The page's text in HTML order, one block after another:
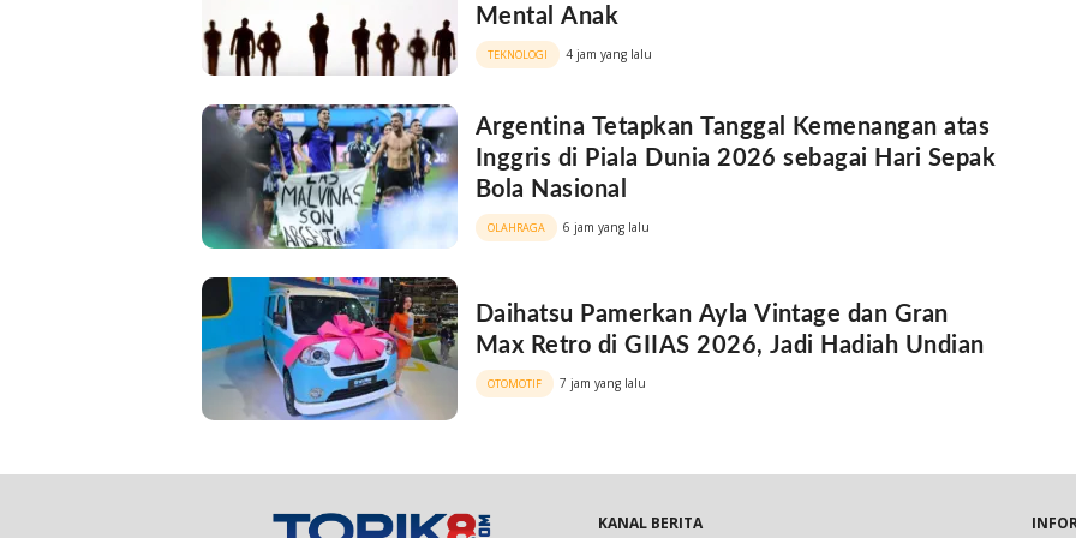
Mental Anak
TEKNOLOGI 4 jam yang lalu
Argentina Tetapkan Tanggal Kemenangan atas
Inggris di Piala Dunia 2026 sebagai Hari Sepak
Bola Nasional
OLAHRAGA 6 jam yang lalu
Daihatsu Pamerkan Ayla Vintage dan Gran
Max Retro di GIIAS 2026, Jadi Hadiah Undian
OTOMOTIF 7 jam yang lalu
KANAL BERITA